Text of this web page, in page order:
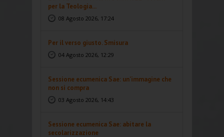
per la Teologia...
08 Agosto 2026, 17:24
Per il verso giusto. Smisura
04 Agosto 2026, 12:29
Sessione ecumenica Sae: un’immagine che
non si compra
03 Agosto 2026, 14:43
Sessione ecumenica Sae: abitare la
secolarizzazione